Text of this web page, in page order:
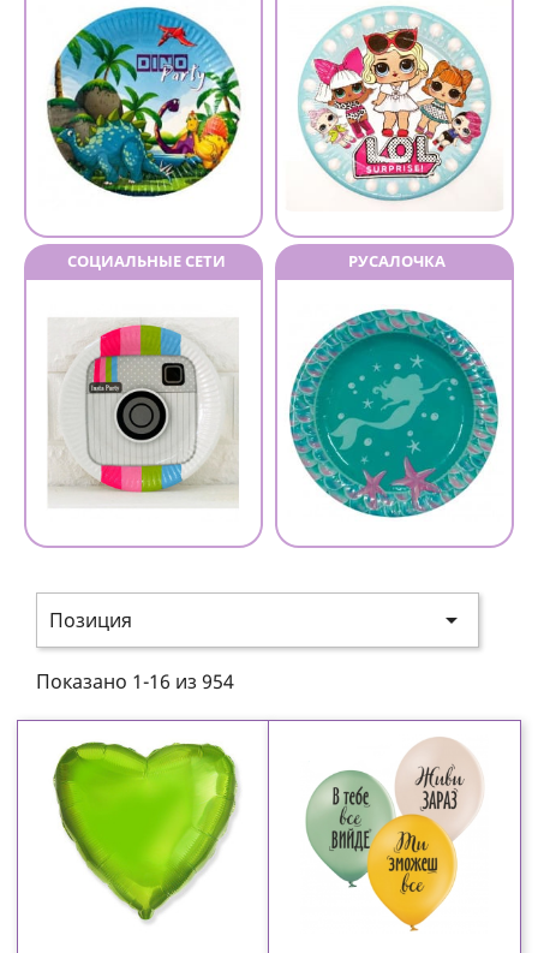
СОЦИАЛЬНЫЕ СЕТИ РУСАЛОЧКА
Позиция 
Показано 1-16 из 954